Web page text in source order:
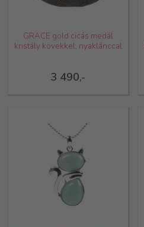
3 490,-
GRACE gold cicás medál
kristály kövekkel, nyaklánccal